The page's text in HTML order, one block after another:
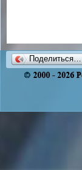
Поделиться…